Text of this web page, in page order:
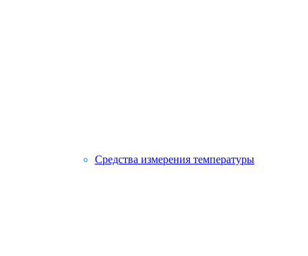
Средства измерения температуры